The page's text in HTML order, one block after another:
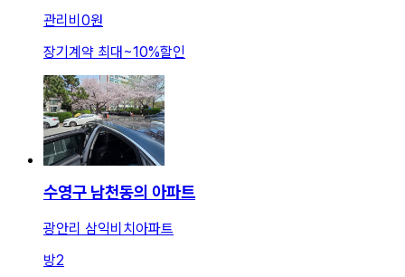
관리비 0원
장기계약 최대~10%할인
수영구 남천동의 아파트
광안리 삼익비치아파트
방2